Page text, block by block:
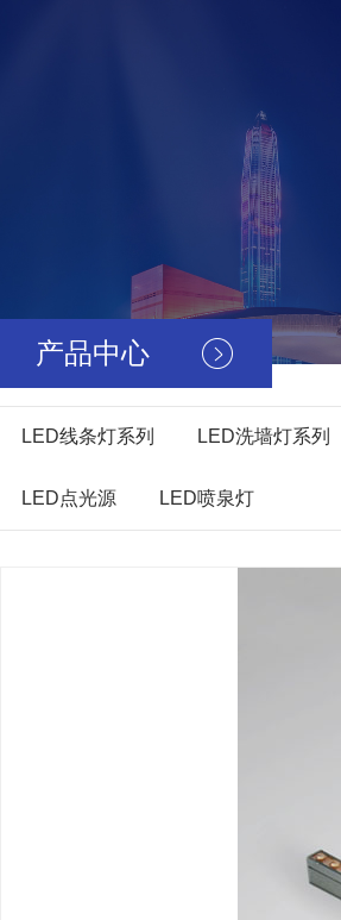
产品中心
LED线条灯系列 LED洗墙灯系列
LED点光源 LED喷泉灯